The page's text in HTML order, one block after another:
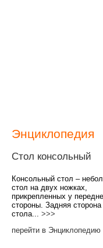
Энциклопедия
Стол консольный
Консольный стол –
стол на двух ножках,
прикрепленных у
стороны. Задняя сторона
стола...
>>>
перейти в Энциклопедию